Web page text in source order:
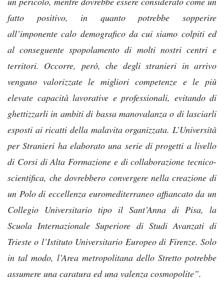
fatto positivo, in quanto potrebbe sopperire
all’imponente calo demografico da cui siamo colpiti ed
al conseguente spopolamento di molti nostri centri e
territori. Occorre, però, che degli stranieri in arrivo
vengano valorizzate le migliori competenze e le più
elevate capacità lavorative e professionali, evitando di
ghettizzarli in ambiti di bassa manovalanza o di lasciarli
esposti ai ricatti della malavita organizzata. L’Università
per Stranieri ha elaborato una serie di progetti a livello
di Corsi di Alta Formazione e di collaborazione tecnico-
scientifica, che dovrebbero convergere nella creazione di
un Polo di eccellenza euromediterraneo affiancato da un
Collegio Universitario tipo il Sant’Anna di Pisa, la
Scuola Internazionale Superiore di Studi Avanzati di
Trieste o l’Istituto Universitario Europeo di Firenze. Solo
in tal modo, l’Area metropolitana dello Stretto potrebbe
assumere una caratura ed una valenza cosmopolite”.